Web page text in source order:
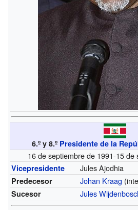
6.º y 8.º Presidente de la
16 de septiembre de 1991-15 de
Vicepresidente Jules Ajodhia
Predecesor Johan Kraag
Sucesor Jules